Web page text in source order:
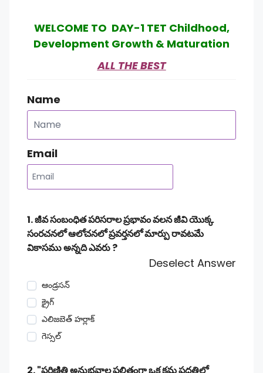
WELCOME TO DAY-1 TET Childhood,
Development Growth & Maturation
ALL THE BEST
Name
Email
1. జీవ సంబంధిత పరిసరాల ప్రభావం వలన జీవి యొక్క
సంరచనలో ఆలోచనలో ప్రవర్తనలో మార్పు రావటమే
వికాసము అన్నది ఎవరు ?
Deselect Answer
ఆండ్రసన్
క్రైగ్
ఎలిజబెత్ హర్లాక్
గెస్సల్